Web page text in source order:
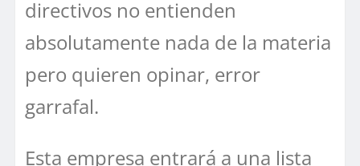
directivos no entienden
absolutamente nada de la materia
pero quieren opinar, error
garrafal.
Esta empresa entrará a una lista